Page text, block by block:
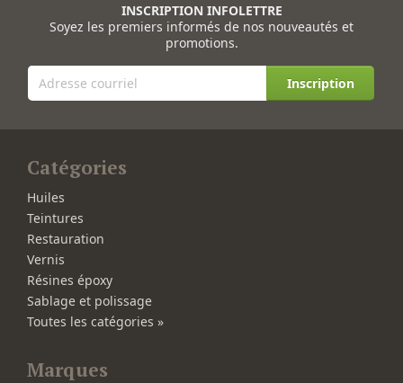
INSCRIPTION INFOLETTRE
Soyez les premiers informés de nos nouveautés et
promotions.
Inscription
Catégories
Huiles
Teintures
Restauration
Vernis
Résines époxy
Sablage et polissage
Toutes les catégories »
Marques